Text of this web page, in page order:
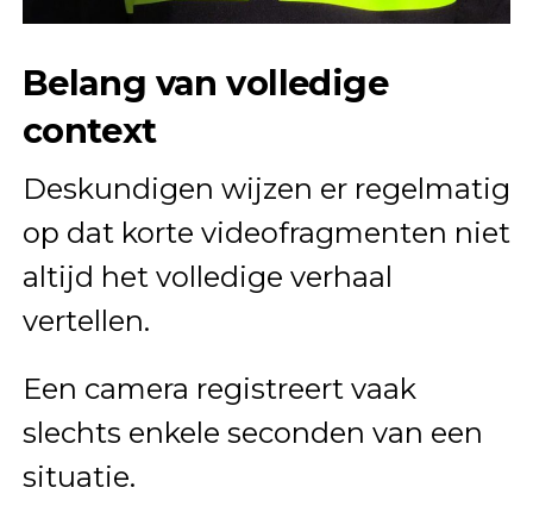
Belang van volledige
context
Deskundigen wijzen er regelmatig
op dat korte videofragmenten niet
altijd het volledige verhaal
vertellen.
Een camera registreert vaak
slechts enkele seconden van een
situatie.